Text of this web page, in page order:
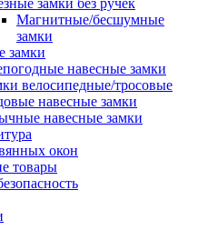
замки без ручек
Магнитные/бесшумные
замки
замки
навесные замки
велосипедные/тросовые
навесные замки
навесные замки
окон
товары